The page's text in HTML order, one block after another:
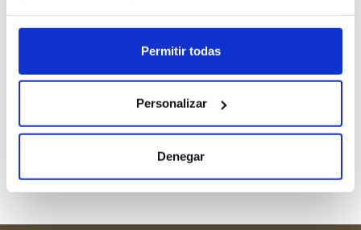
Permitir todas
Personalizar
Denegar